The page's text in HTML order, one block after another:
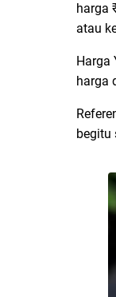
harga
atau
Harga
harga
begitu